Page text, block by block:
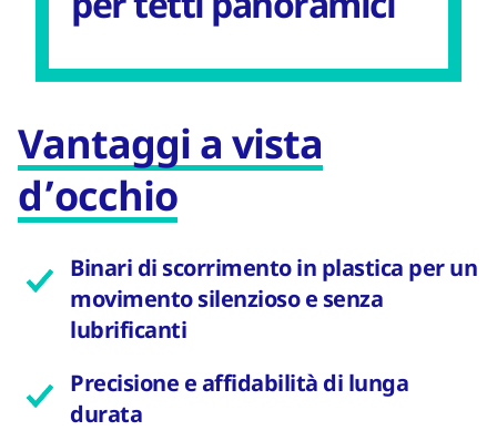
Vantaggi a vista
d’occhio
Binari di scorrimento in plastica per un
movimento silenzioso e senza
lubrificanti
Precisione e affidabilità di lunga
durata